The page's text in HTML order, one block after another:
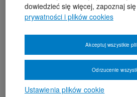
dowiedzieć się więcej, zapoznaj
prywatności i plików cookies
Ustawienia plików cookie
Odrzucenie
Akceptuj wszystkie